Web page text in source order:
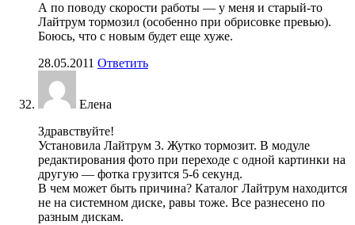
А по поводу скорости работы — у меня и старый-то
Лайтрум тормозил (особенно при обрисовке превью).
Боюсь, что с новым будет еще хуже.
28.05.2011 Ответить
Елена
Здравствуйте!
Установила Лайтрум 3. Жутко тормозит. В модуле
редактирования фото при переходе с одной картинки на
другую — фотка грузится 5-6 секунд.
В чем может быть причина? Каталог Лайтрум находится
не на системном диске, равы тоже. Все разнесено по
разным дискам.